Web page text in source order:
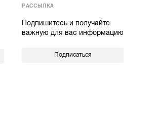
РАССЫЛКА
Подпишитесь и получайте
важную для вас информацию
Подписаться